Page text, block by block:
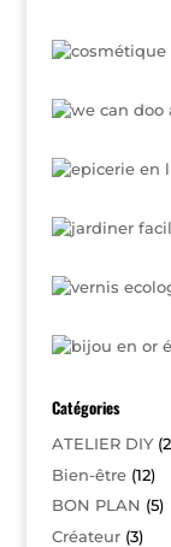
Catégories
ATELIER DIY
Bien-être(12)
BON PLAN (5)
Créateur(3)